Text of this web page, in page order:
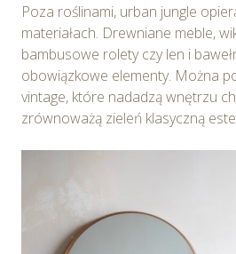
Poza roślinami, urban jungle
materiałach. Drewniane meble,
bambusowe rolety czy len i
obowiązkowe elementy. Można
vintage, które nadadzą wnętrzu
zrównoważą zieleń klasyczną